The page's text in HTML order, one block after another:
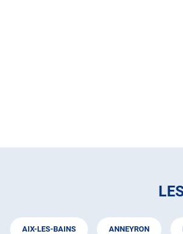
AIX-LES-BAINS ANNEYRON